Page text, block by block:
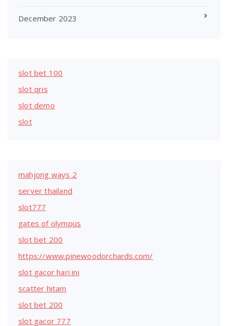
December 2023
slot bet 100
slot qris
slot demo
slot
mahjong ways 2
server thailand
slot777
gates of olympus
slot bet 200
https://www.pinewoodorchards.com/
slot gacor hari ini
scatter hitam
slot bet 200
slot gacor 777